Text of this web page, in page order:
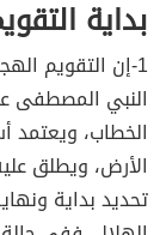
بداية
1-إن التقويم
النبي المصطفى
الخطاب، ويعتمد
الأرض، ويطلق
تحديد بداية